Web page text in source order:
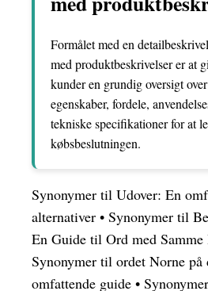
Formålet med en
med produktbeskrivelser er at
kunder en grundig oversigt
egenskaber, fordele,
tekniske specifikationer for at
købsbeslutningen.
Synonymer til Udover: En
alternativer • Synonymer til
En Guide til Ord med
Synonymer til ordet Norne på
omfattende guide •